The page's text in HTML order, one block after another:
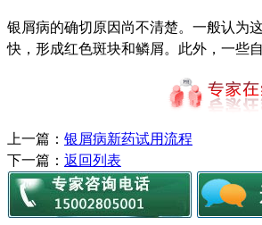
银屑病的确切原因尚不清楚。一般认为
快，形成红色斑块和鳞屑。此外，一些
上一篇： 银屑病新药试用流程
下一篇： 返回列表